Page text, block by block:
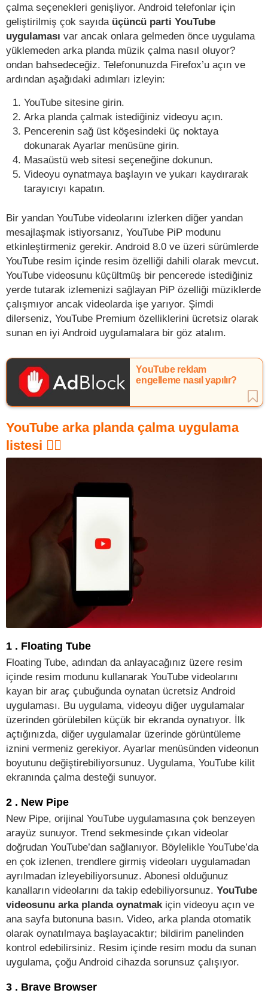
çalma seçenekleri genişliyor. Android telefonlar için
geliştirilmiş çok sayıda üçüncü parti YouTube
uygulaması var ancak onlara gelmeden önce uygulama
yüklemeden arka planda müzik çalma nasıl oluyor?
ondan bahsedeceğiz. Telefonunuzda Firefox’u açın ve
ardından aşağıdaki adımları izleyin:
YouTube sitesine girin.
Arka planda çalmak istediğiniz videoyu açın.
Pencerenin sağ üst köşesindeki üç noktaya
dokunarak Ayarlar menüsüne girin.
Masaüstü web sitesi seçeneğine dokunun.
Videoyu oynatmaya başlayın ve yukarı kaydırarak
tarayıcıyı kapatın.
Bir yandan YouTube videolarını izlerken diğer yandan
mesajlaşmak istiyorsanız, YouTube PiP modunu
etkinleştirmeniz gerekir. Android 8.0 ve üzeri sürümlerde
YouTube resim içinde resim özelliği dahili olarak mevcut.
YouTube videosunu küçültmüş bir pencerede istediğiniz
yerde tutarak izlemenizi sağlayan PiP özelliği müziklerde
çalışmıyor ancak videolarda işe yarıyor. Şimdi
dilerseniz, YouTube Premium özelliklerini ücretsiz olarak
sunan en iyi Android uygulamalara bir göz atalım.
YouTube reklam
engelleme nasıl yapılır?
YouTube arka planda çalma uygulama
listesi 👇🏻
1 . Floating Tube
Floating Tube, adından da anlayacağınız üzere resim
içinde resim modunu kullanarak YouTube videolarını
kayan bir araç çubuğunda oynatan ücretsiz Android
uygulaması. Bu uygulama, videoyu diğer uygulamalar
üzerinden görülebilen küçük bir ekranda oynatıyor. İlk
açtığınızda, diğer uygulamalar üzerinde görüntüleme
iznini vermeniz gerekiyor. Ayarlar menüsünden videonun
boyutunu değiştirebiliyorsunuz. Uygulama, YouTube kilit
ekranında çalma desteği sunuyor.
2 . New Pipe
New Pipe, orijinal YouTube uygulamasına çok benzeyen
arayüz sunuyor. Trend sekmesinde çıkan videolar
doğrudan YouTube’dan sağlanıyor. Böylelikle YouTube’da
en çok izlenen, trendlere girmiş videoları uygulamadan
ayrılmadan izleyebiliyorsunuz. Abonesi olduğunuz
kanalların videolarını da takip edebiliyorsunuz. YouTube
videosunu arka planda oynatmak için videoyu açın ve
ana sayfa butonuna basın. Video, arka planda otomatik
olarak oynatılmaya başlayacaktır; bildirim panelinden
kontrol edebilirsiniz. Resim içinde resim modu da sunan
uygulama, çoğu Android cihazda sorunsuz çalışıyor.
3 . Brave Browser